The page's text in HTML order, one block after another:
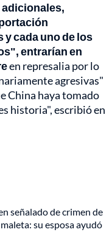
cada uno de los
entrarían en
en represalia por lo
agresivas"
China haya tomado
historia", escribió en
señalado de crimen de
su esposa ayudó